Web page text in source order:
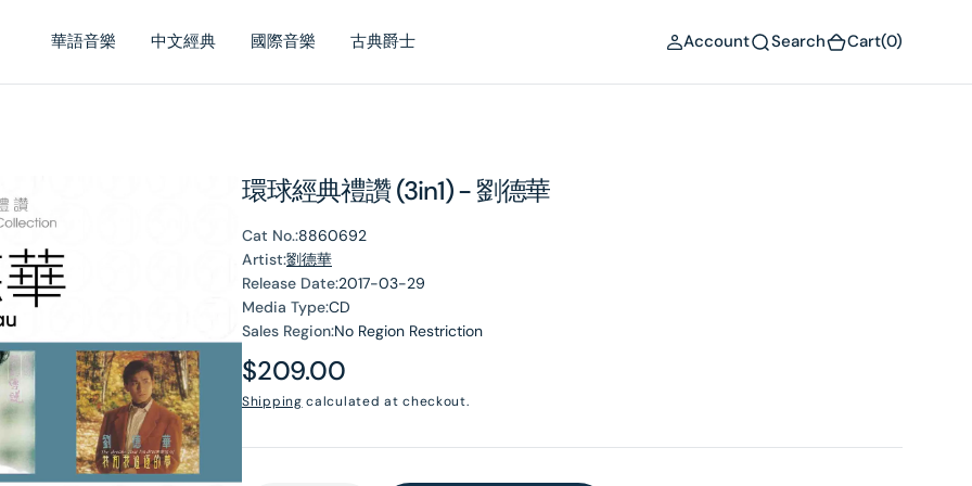
華語音樂 中文經典 國際音樂 古典爵士 Account Search Cart(0)
環球經典禮讚 (3in1) - 劉德華
Cat No.:8860692
Artist:劉德華
Release Date:2017-03-29
Media Type:CD
Sales Region:No Region Restriction
Regular
price
$209.00
Shipping calculated at checkout.